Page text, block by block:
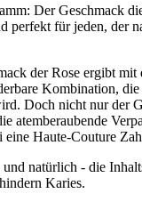
Der Geschmack
perfekt für jeden, der
der Rose ergibt mit
Kombination,
Doch nicht nur der
atemberaubende
Haute-Couture
natürlich - die
Karies.